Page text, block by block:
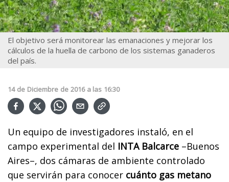
El objetivo será monitorear las emanaciones y mejorar los
cálculos de la huella de carbono de los sistemas ganaderos
del país.
14 de Diciembre de 2016 a las 16:30
Un equipo de investigadores instaló, en el
campo experimental del INTA Balcarce –Buenos
Aires–, dos cámaras de ambiente controlado
que servirán para conocer cuánto gas metano